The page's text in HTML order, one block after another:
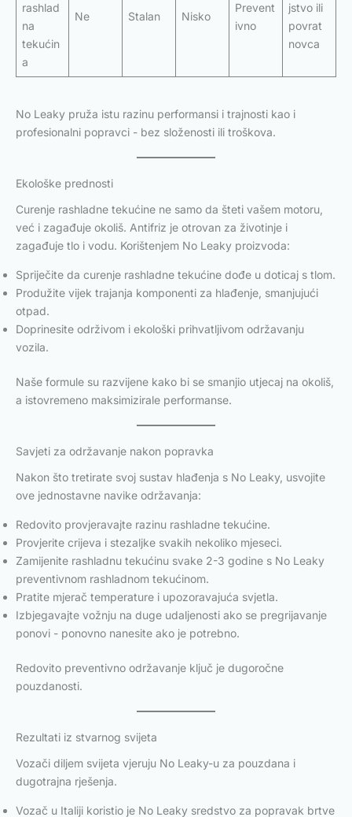
rashlad
na
tekućin
a
Ne Stalan Nisko
Prevent
ivno
jstvo ili
povrat
novca
No Leaky pruža istu razinu performansi i trajnosti kao i
profesionalni popravci - bez složenosti ili troškova.
Ekološke prednosti
Curenje rashladne tekućine ne samo da šteti vašem motoru,
već i zagađuje okoliš. Antifriz je otrovan za životinje i
zagađuje tlo i vodu. Korištenjem No Leaky proizvoda:
Spriječite da curenje rashladne tekućine dođe u doticaj s tlom.
Produžite vijek trajanja komponenti za hlađenje, smanjujući
otpad.
Doprinesite održivom i ekološki prihvatljivom održavanju
vozila.
Naše formule su razvijene kako bi se smanjio utjecaj na okoliš,
a istovremeno maksimizirale performanse.
Savjeti za održavanje nakon popravka
Nakon što tretirate svoj sustav hlađenja s No Leaky, usvojite
ove jednostavne navike održavanja:
Redovito provjeravajte razinu rashladne tekućine.
Provjerite crijeva i stezaljke svakih nekoliko mjeseci.
Zamijenite rashladnu tekućinu svake 2-3 godine s No Leaky
preventivnom rashladnom tekućinom.
Pratite mjerač temperature i upozoravajuća svjetla.
Izbjegavajte vožnju na duge udaljenosti ako se pregrijavanje
ponovi - ponovno nanesite ako je potrebno.
Redovito preventivno održavanje ključ je dugoročne
pouzdanosti.
Rezultati iz stvarnog svijeta
Vozači diljem svijeta vjeruju No Leaky-u za pouzdana i
dugotrajna rješenja.
Vozač u Italiji koristio je No Leaky sredstvo za popravak brtve